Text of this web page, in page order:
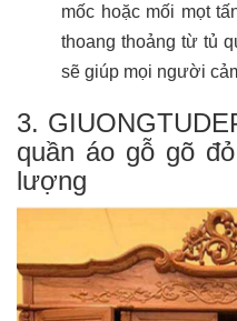
mốc hoặc mối mọt
thoang thoảng từ tủ
sẽ giúp mọi người
3.
quần áo gỗ gõ
lượng